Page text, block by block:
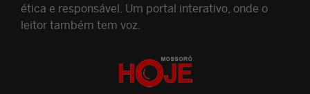
ética e responsável. Um portal interativo, onde o
leitor também tem voz.